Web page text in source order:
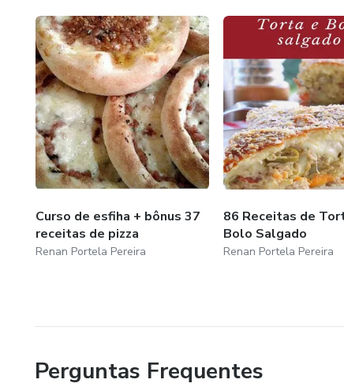
Curso de esfiha + bônus 37
receitas de pizza
Renan Portela Pereira
86 Receitas de
Bolo Salgado
Renan Portela Pereira
Perguntas Frequentes